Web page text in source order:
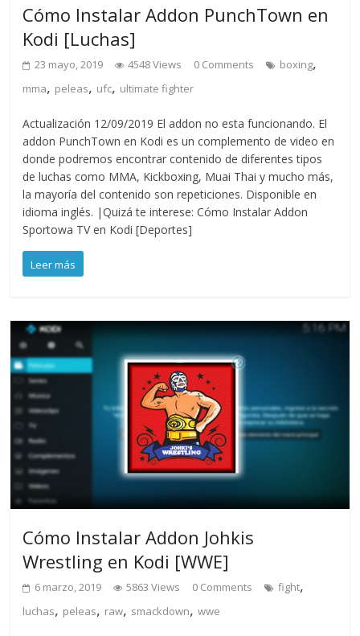
Cómo Instalar Addon PunchTown en
Kodi [Luchas]
23 mayo, 2019 4548 Views 0 Comments boxing,
mma, peleas, ufc, ultimate fighter
Actualización 12/09/2019 El addon no esta funcionando. El
addon PunchTown en Kodi es un complemento de video en
donde podremos encontrar contenido de diferentes tipos
de luchas como MMA, Kickboxing, Muai Thai y mucho más,
la mayoría del contenido son repeticiones. Disponible en
idioma inglés. |Quizá te interese: Cómo Instalar Addon
Sportowa TV en Kodi [Deportes]
Leer más
Cómo Instalar Addon Johkis
Wrestling en Kodi [WWE]
6 marzo, 2019 5863 Views 0 Comments fight,
luchas, peleas, raw, smackdown,wwe